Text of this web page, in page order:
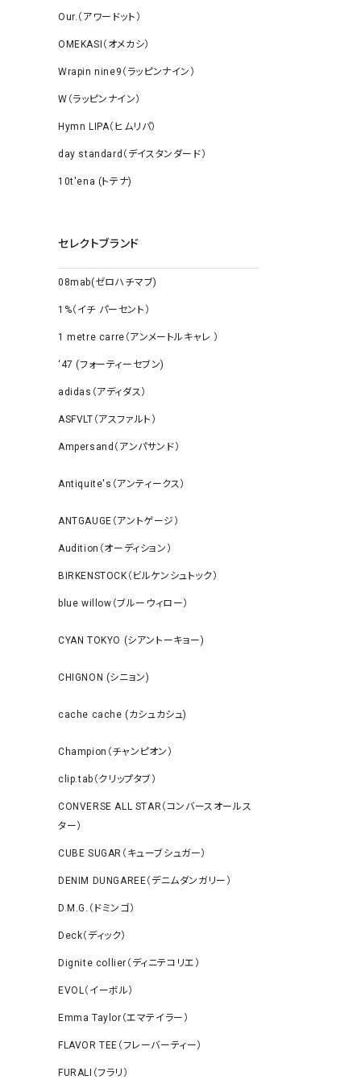
Our.（アワードット）
OMEKASI（オメカシ）
Wrapin nine9（ラッピンナイン）
W（ラッピンナイン）
Hymn LIPA（ヒムリパ）
day standard（デイスタンダード）
10t'ena (トテナ)
セレクトブランド
08mab(ゼロハチマブ)
1%（イチ パーセント）
1 metre carre（アンメートルキャレ ）
‘47 (フォーティーセブン)
adidas（アディダス）
ASFVLT（アスファルト）
Ampersand（アンパサンド）
Antiquite's（アンティークス）
ANTGAUGE（アントゲージ）
Audition（オーディション）
BIRKENSTOCK（ビルケンシュトック）
blue willow（ブルーウィロー）
CYAN TOKYO (シアントーキョー)
CHIGNON (シニョン)
cache cache (カシュカシュ)
Champion（チャンピオン）
clip.tab（クリップタブ）
CONVERSE ALL STAR（コンバースオールス
ター）
CUBE SUGAR（キューブシュガー）
DENIM DUNGAREE（デニムダンガリー）
D.M.G.（ドミンゴ）
Deck（ディック）
Dignite collier（ディニテコリエ）
EVOL（イーボル）
Emma Taylor（エマテイラー）
FLAVOR TEE（フレーバーティー）
FURALI（フラリ）